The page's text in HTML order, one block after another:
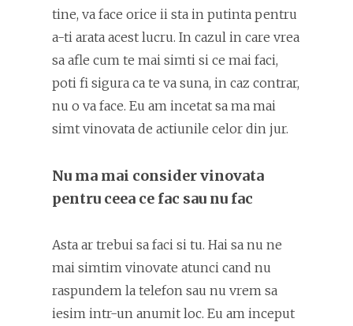
tine, va face orice ii sta in putinta pentru
a-ti arata acest lucru. In cazul in care vrea
sa afle cum te mai simti si ce mai faci,
poti fi sigura ca te va suna, in caz contrar,
nu o va face. Eu am incetat sa ma mai
simt vinovata de actiunile celor din jur.
Nu ma mai consider vinovata
pentru ceea ce fac sau nu fac
Asta ar trebui sa faci si tu. Hai sa nu ne
mai simtim vinovate atunci cand nu
raspundem la telefon sau nu vrem sa
iesim intr-un anumit loc. Eu am inceput